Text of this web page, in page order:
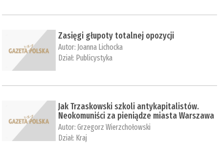
Zasięgi głupoty totalnej opozycji
Autor: Joanna Lichocka
Dział: Publicystyka
Jak Trzaskowski szkoli antykapitalistów.
Neokomuniści za pieniądze miasta Warszawa
Autor:Grzegorz Wierzchołowski
Dział: Kraj